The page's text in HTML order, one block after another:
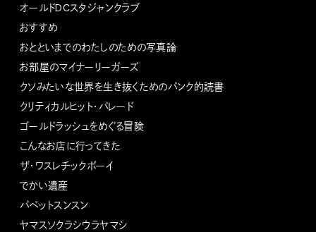
オールドDCスタジャンクラブ
おすすめ
おとといまでのわたしのための写真論
お部屋のマイナーリーガーズ
クソみたいな世界を生き抜くためのパンク的読書
クリティカルヒット・パレード
ゴールドラッシュをめぐる冒険
こんなお店に行ってきた
ザ・ワスレチックボーイ
でかい遺産
パペットスンスン
ヤマスソクラシウラヤマシ